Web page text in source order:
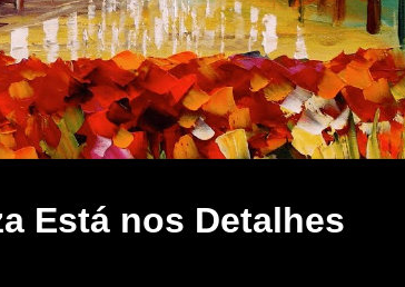
Está nos Detalhes